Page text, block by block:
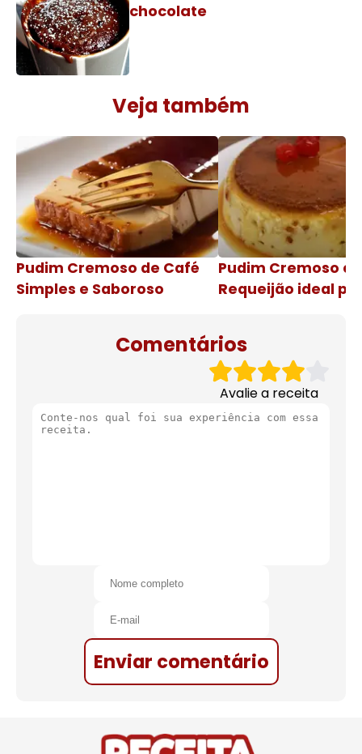
chocolate
Veja também
Pudim Cremoso de Café
Simples e Saboroso
Pudim Cremoso
Requeijão ideal
Comentários
Avalie a receita
Enviar comentário